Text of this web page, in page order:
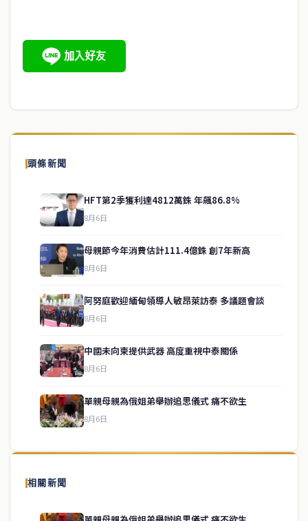
頭條新聞
HFT第2季獲利達4812萬銖 年飆86.8%
8月6日
母親節今年消費估計111.4億銖 創7年新高
8月6日
阿努庭歡迎緬甸領導人敏昂萊訪泰 多議題會談
8月6日
中國未向柬提供武器 高度重視中泰關係
8月6日
單親母親為俄姐弟舉辦追思儀式 痛不欲生
8月6日
相關新聞
關於我們
泰國中文新聞（TCN）是一家總部設於曼谷的中文新聞媒體，致力於
供即時、客觀、多元的中文新聞內容。
service@thaichinesenews.com